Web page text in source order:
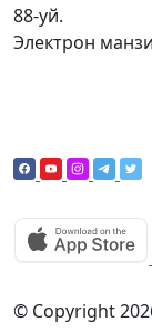
88-уй.
Электрон
© Copyright